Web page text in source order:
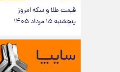
قیمت طلا و سکه امروز
پنجشنبه ۱۵ مرداد ۱۴۰۵